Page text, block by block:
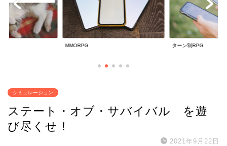
ターン制RPG 放置系RPG
シミュレーション
ステート・オブ・サバイバル を遊
び尽くせ！
2021年9月22日